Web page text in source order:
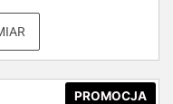
PROMOCJA